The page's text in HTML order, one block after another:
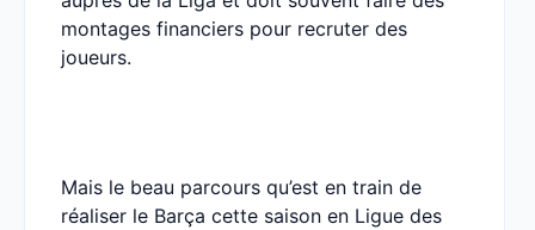
montages financiers pour recruter des
joueurs.
Mais le beau parcours qu’est en train de
réaliser le Barça cette saison en Ligue des